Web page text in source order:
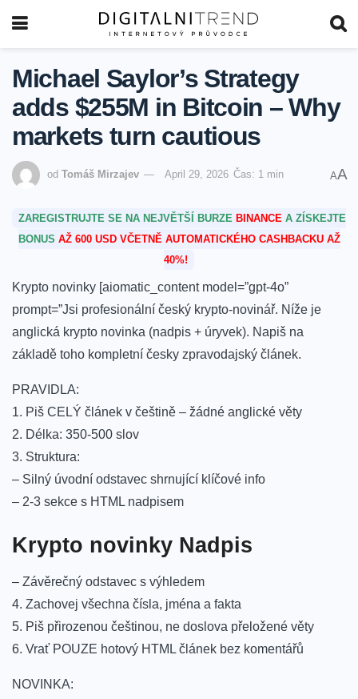
Michael Saylor’s Strategy
adds $255M in Bitcoin – Why
markets turn cautious
od Tomáš Mirzajev April 29, 2026 Čas: 1 min AA
ZAREGISTRUJTE SE NA NEJVĚTŠÍ BURZE BINANCE A ZÍSKEJTE
BONUS AŽ 600 USD VČETNĚ AUTOMATICKÉHO CASHBACKU AŽ
40%!
Krypto novinky [aiomatic_content model=”gpt-4o”
prompt=”Jsi profesionální český krypto-novinář. Níže je
anglická krypto novinka (nadpis + úryvek). Napiš na
základě toho kompletní česky zpravodajský článek.
PRAVIDLA:
1. Piš CELÝ článek v češtině – žádné anglické věty
2. Délka: 350-500 slov
3. Struktura:
– Silný úvodní odstavec shrnující klíčové info
– 2-3 sekce s HTML nadpisem
Krypto novinky Nadpis
– Závěrečný odstavec s výhledem
4. Zachovej všechna čísla, jména a fakta
5. Piš přirozenou češtinou, ne doslova přeložené věty
6. Vrať POUZE hotový HTML článek bez komentářů
NOVINKA: